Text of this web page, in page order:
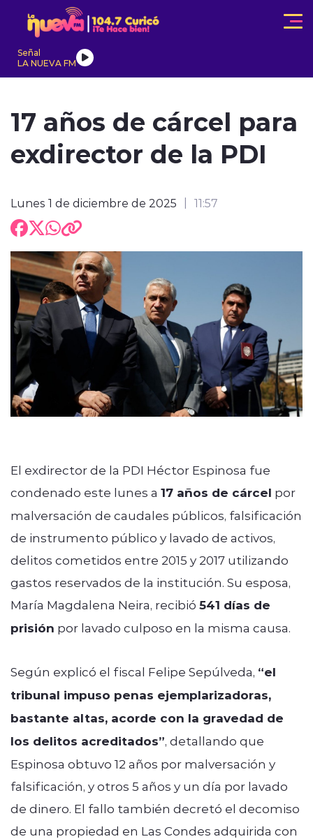
Click acá para ir directamente al contenido
Señal
LA NUEVA FM
17 años de cárcel para
exdirector de la PDI
Lunes 1 de diciembre de 2025 11:57
El exdirector de la PDI Héctor Espinosa fue
condenado este lunes a 17 años de cárcel por
malversación de caudales públicos, falsificación
de instrumento público y lavado de activos,
delitos cometidos entre 2015 y 2017 utilizando
gastos reservados de la institución. Su esposa,
María Magdalena Neira, recibió 541 días de
prisión por lavado culposo en la misma causa.
Según explicó el fiscal Felipe Sepúlveda, “el
tribunal impuso penas ejemplarizadoras,
bastante altas, acorde con la gravedad de
los delitos acreditados”, detallando que
Espinosa obtuvo 12 años por malversación y
falsificación, y otros 5 años y un día por lavado
de dinero. El fallo también decretó el decomiso
de una propiedad en Las Condes adquirida con